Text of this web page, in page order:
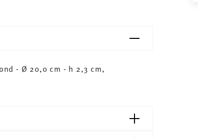
- Ø 20,0 cm - h 2,3 cm,